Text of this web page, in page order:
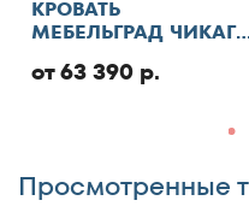
130x186
130x190
140x185
КРОВАТЬ
МЕБЕЛЬГРАД ЧИКАГО
от 63 390 р.
Просмотренные